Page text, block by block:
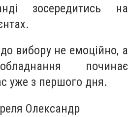
зосередитись на
вибору не емоційно, а
починає
уже з першого дня.
Олександр